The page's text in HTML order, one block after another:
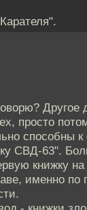
Другое
просто
способны
СВД-63".
книжку на
именно по